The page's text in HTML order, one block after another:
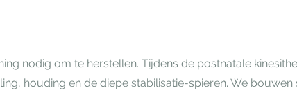
nodig om te herstellen. Tijdens de postnatale
houding en de diepe stabilisatie-spieren. We bouwen